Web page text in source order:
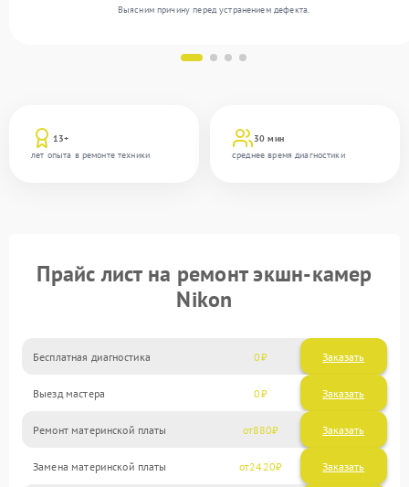
13+
лет опыта в ремонте техники
30 мин
среднее время диагностики
Выясним причину перед устранением дефекта.
Прайс лист на ремонт экшн-камер
Nikon
Бесплатная диагностика 0 Заказать
Выезд мастера 0 Заказать
Ремонт материнской платы 880
Замена материнской платы 2420